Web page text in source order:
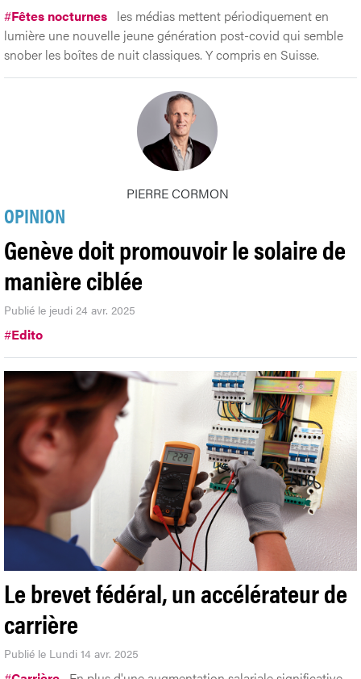
#Fêtes nocturnes les médias mettent périodiquement en
lumière une nouvelle jeune génération post-covid qui semble
snober les boîtes de nuit classiques. Y compris en Suisse.
PIERRE CORMON
OPINION
Genève doit promouvoir le solaire de
manière ciblée
Publié le jeudi 24 avr. 2025
#Edito
Le brevet fédéral, un accélérateur de
carrière
Publié le Lundi 14 avr. 2025